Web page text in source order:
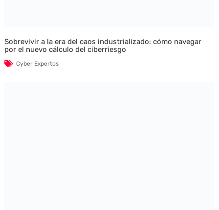
Sobrevivir a la era del caos industrializado: cómo navegar
por el nuevo cálculo del ciberriesgo
Cyber Expertos